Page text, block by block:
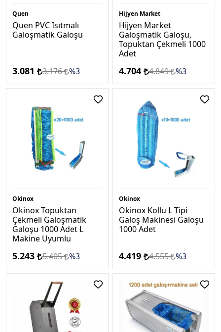
Quen
Quen PVC Isıtmalı
Galoşmatik Galoşu
3.081 3.176 %3
Hijyen Market
Hijyen Market
Galoşmatik Galoşu,
Topuktan Çekmeli 1000
Adet
4.704 4.849 %3
Okinox
Okinox Topuktan
Çekmeli Galoşmatik
Galoşu 1000 Adet L
Makine Uyumlu
5.243 5.405 %3
Okinox
Okinox Kollu L Tipi
Galoş Makinesi Galoşu
1000 Adet
4.419 4.555 %3